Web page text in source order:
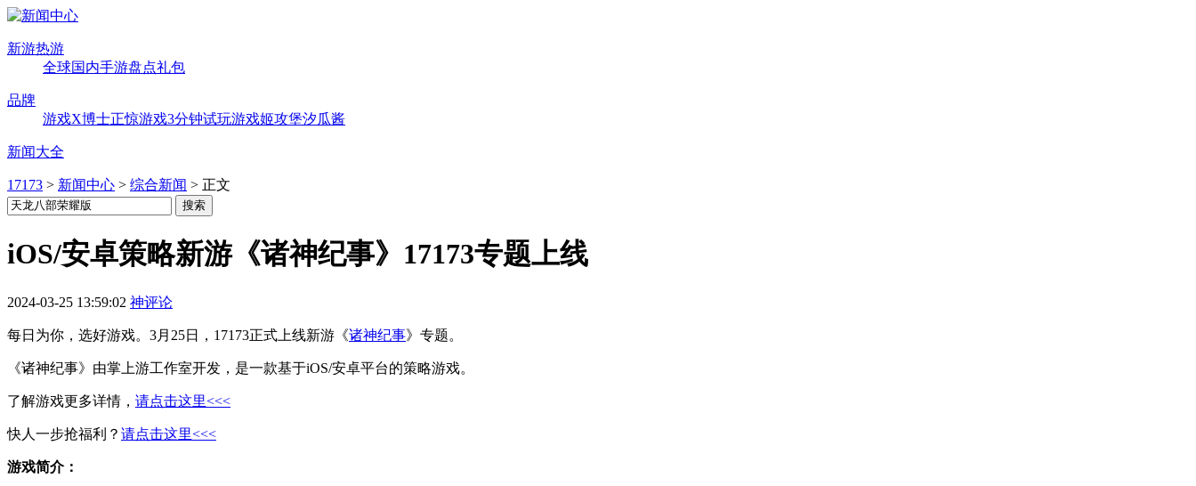
新游热游
全球国内手游盘点礼包
品牌
游戏X博士正惊游戏3分钟试玩游戏姬攻堡汐瓜酱
新闻大全
17173 > 新闻中心 > 综合新闻 > 正文
iOS/安卓策略新游《诸神纪事》17173专题上线
2024-03-25 13:59:02 神评论
每日为你，选好游戏。3月25日，17173正式上线新游《诸神纪事》专题。
《诸神纪事》由掌上游工作室开发，是一款基于iOS/安卓平台的策略游戏。
了解游戏更多详情， 请点击这里<<<
快人一步抢福利？ 请点击这里<<<
游戏简介：